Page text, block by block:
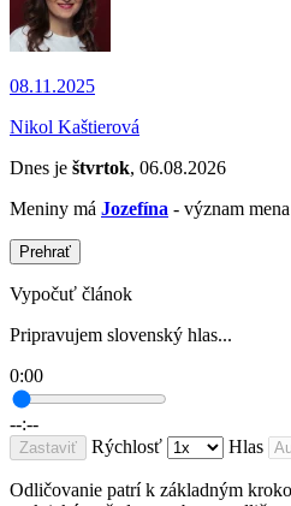
08.11.2025
Nikol Kaštierová
Dnes je štvrtok, 06.08.2026
Meniny má Jozefína - význam mena
Prehrať
Vypočuť článok
Pripravujem slovenský hlas...
0:00
--:--
Zastaviť Rýchlosť Hlas
Odličovanie patrí k základným